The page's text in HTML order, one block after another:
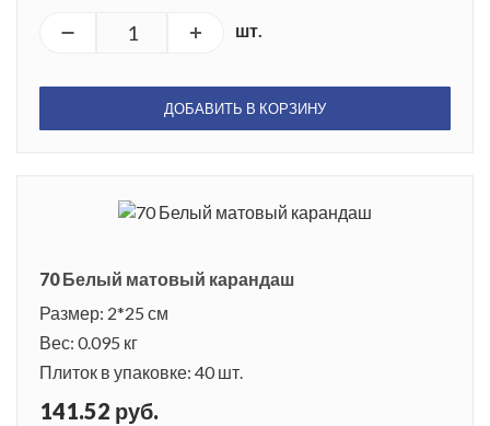
шт.
ДОБАВИТЬ В КОРЗИНУ
70 Белый матовый карандаш
Размер: 2*25 см
Вес: 0.095 кг
Плиток в упаковке: 40 шт.
141.52 руб.